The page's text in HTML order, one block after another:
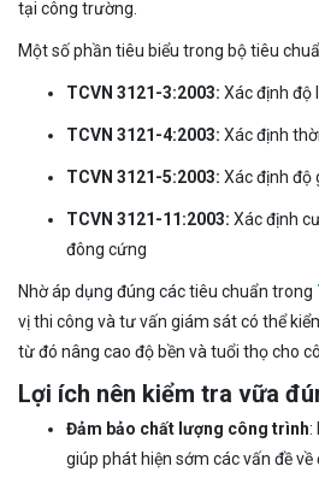
tại công trường.
Một số phần tiêu biểu trong bộ tiêu
TCVN 3121-3:2003: Xác định độ
TCVN 3121-4:2003: Xác định
TCVN 3121-5:2003: Xác định độ
TCVN 3121-11:2003: Xác định
đông cứng
Nhờ áp dụng đúng các tiêu chuẩn trong
vị thi công và tư vấn giám sát có thể
từ đó nâng cao độ bền và tuổi thọ cho
Lợi ích nên kiểm tra vữa
Đảm bảo chất lượng công trình:
giúp phát hiện sớm các vấn đề